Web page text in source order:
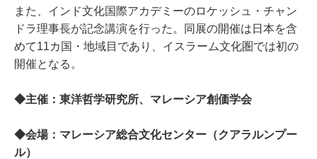
また、インド文化国際アカデミーのロケッシュ・チャン
ドラ理事長が記念講演を行った。同展の開催は日本を含
めて11カ国・地域目であり、イスラーム文化圏では初の
開催となる。
◆主催：東洋哲学研究所、マレーシア創価学会
◆会場：マレーシア総合文化センター（クアラルンプー
ル）